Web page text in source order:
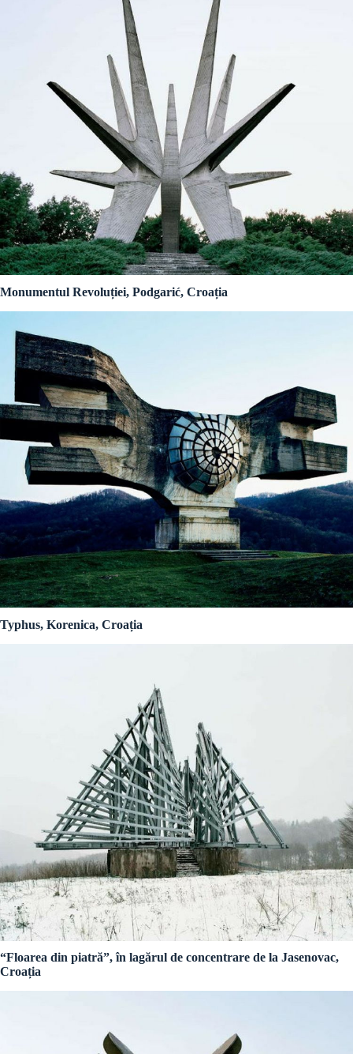
Monumentul Revoluției, Podgarić, Croația
Typhus, Korenica, Croația
“Floarea din piatră”, în lagărul de concentrare de la Jasenovac,
Croația